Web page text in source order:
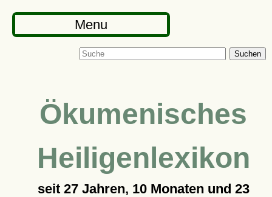
Menu
Suchen
Ökumenisches
Heiligenlexikon
seit 27 Jahren, 10 Monaten und 23